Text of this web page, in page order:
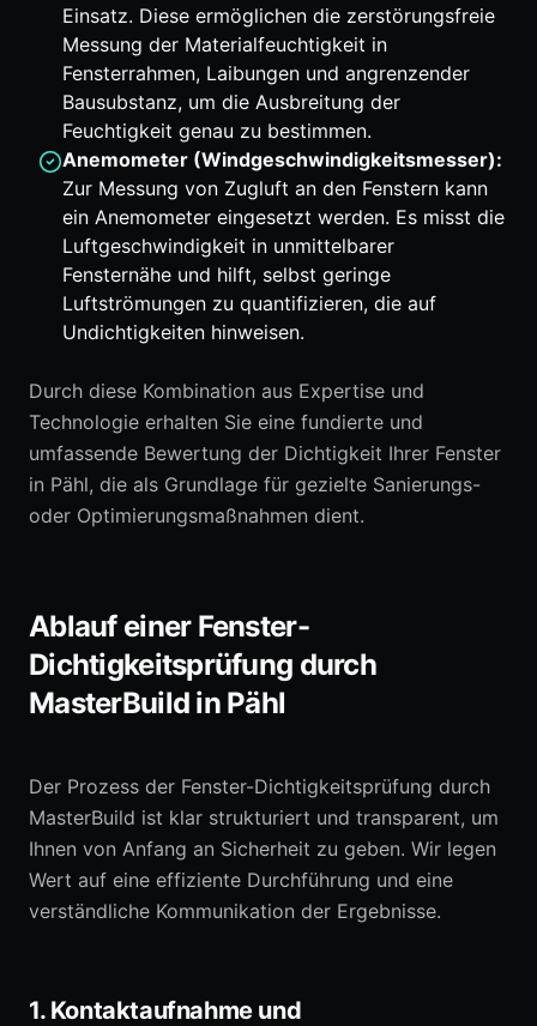
Einsatz. Diese ermöglichen die zerstörungsfreie
Messung der Materialfeuchtigkeit in
Fensterrahmen, Laibungen und angrenzender
Bausubstanz, um die Ausbreitung der
Feuchtigkeit genau zu bestimmen.
Anemometer (Windgeschwindigkeitsmesser):
Zur Messung von Zugluft an den Fenstern kann
ein Anemometer eingesetzt werden. Es misst die
Luftgeschwindigkeit in unmittelbarer
Fensternähe und hilft, selbst geringe
Luftströmungen zu quantifizieren, die auf
Undichtigkeiten hinweisen.
Durch diese Kombination aus Expertise und
Technologie erhalten Sie eine fundierte und
umfassende Bewertung der Dichtigkeit Ihrer Fenster
in Pähl, die als Grundlage für gezielte Sanierungs-
oder Optimierungsmaßnahmen dient.
Ablauf einer Fenster-
Dichtigkeitsprüfung durch
MasterBuild in Pähl
Der Prozess der Fenster-Dichtigkeitsprüfung durch
MasterBuild ist klar strukturiert und transparent, um
Ihnen von Anfang an Sicherheit zu geben. Wir legen
Wert auf eine effiziente Durchführung und eine
verständliche Kommunikation der Ergebnisse.
1. Kontaktaufnahme und